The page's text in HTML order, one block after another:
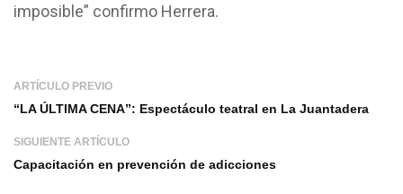
imposible” confirmo Herrera.
ARTÍCULO PREVIO
“LA ÚLTIMA CENA”: Espectáculo teatral en La Juantadera
SIGUIENTE ARTÍCULO
Capacitación en prevención de adicciones